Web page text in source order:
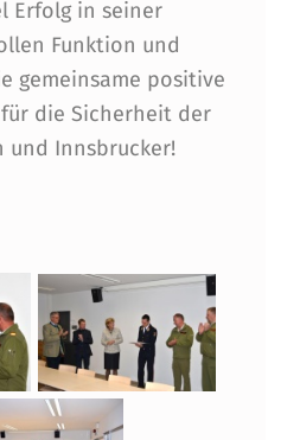
Erfolg in seiner
Funktion und
gemeinsame positive
die Sicherheit der
und Innsbrucker!